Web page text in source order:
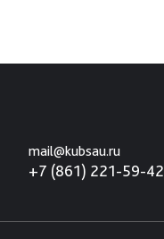
mail@kubsau.ru
+7 (861) 221-59-42